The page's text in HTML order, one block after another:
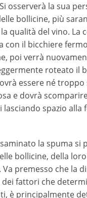
osserverà la sua
bollicine, più
qualità del vino. La
con il bicchiere
poi verrà
roteato il
essere né troppo
e dovrà
lasciando spazio alla
la spuma si
bollicine, della
premesso che la
fattori che
è principalmente